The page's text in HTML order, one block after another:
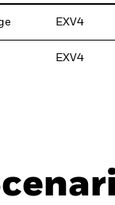
EXV4
EXV4